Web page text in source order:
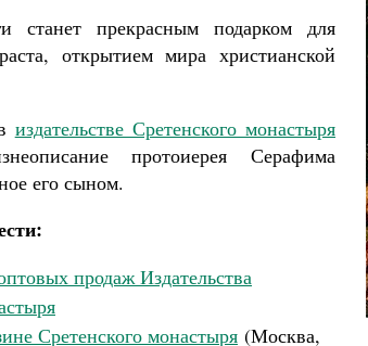
станет прекрасным подарком для
открытием мира христианской
издательстве Сретенского монастыря
протоиерея Серафима
его сыном.
продаж Издательства
Сретенского монастыря (Москва,